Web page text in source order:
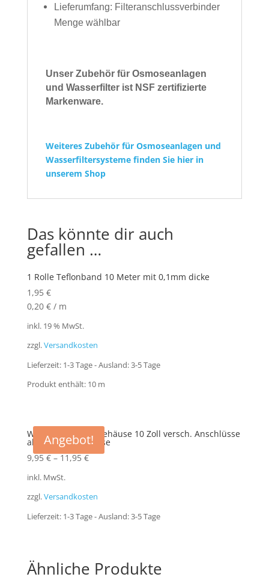
Lieferumfang: Filteranschlussverbinder
Menge wählbar
Unser Zubehör für Osmoseanlagen
und Wasserfilter ist NSF zertifizierte
Markenware.
Weiteres Zubehör für Osmoseanlagen und
Wasserfiltersysteme finden Sie hier in
unserem Shop
Das könnte dir auch
gefallen …
1 Rolle Teflonband 10 Meter mit 0,1mm dicke
1,95 €
0,20 €/ m
inkl. 19 % MwSt.
zzgl.Versandkosten
Lieferzeit: 1-3 Tage - Ausland: 3-5 Tage
Produkt enthält: 10 m
Angebot!
Wasserfilter Filtergehäuse 10 Zoll versch. Anschlüsse
als Vorfilter Gehäuse
9,95€–11,95€
inkl. MwSt.
zzgl.Versandkosten
Lieferzeit: 1-3 Tage - Ausland: 3-5 Tage
Ähnliche Produkte